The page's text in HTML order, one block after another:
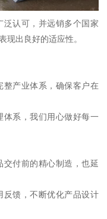
泛认可，并远销多个国家
现出良好的适应性。
整产业体系，确保客户在
体系，我们用心做好每一
交付前的精心制造，也延
反馈，不断优化产品设计